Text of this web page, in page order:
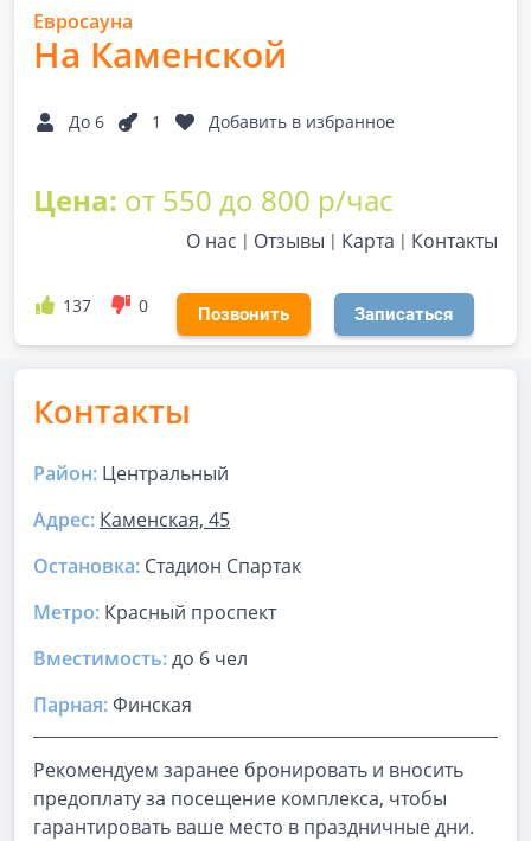
Евросауна
На Каменской
До 6 1 Добавить в избранное
Цена: от 550 до 800 р/час
О нас Отзывы Карта Контакты
137 0 Позвонить Записаться
Контакты
Район: Центральный
Адрес: Каменская, 45
Остановка: Стадион Спартак
Метро: Красный проспект
Вместимость:до 6 чел
Парная:Финская
Рекомендуем заранее бронировать и вносить
предоплату за посещение комплекса, чтобы
гарантировать ваше место в праздничные дни.